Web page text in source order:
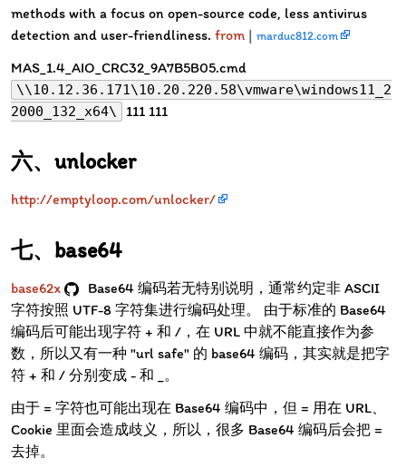
methods with a focus on open-source code, less antivirus
detection and user-friendliness. from | marduc812.com
MAS_1.4_AIO_CRC32_9A7B5B05.cmd
\\10.12.36.171\10.20.220.58\vmware\windows11_2
2000_132_x64\
111 111
unlocker
http://emptyloop.com/unlocker/
base64
base62x
Base64 编码若无特别说明，通常约定非 ASCII
字符按照 UTF-8 字符集进行编码处理。 由于标准的 Base64
编码后可能出现字符 + 和 /，在 URL 中就不能直接作为参
数，所以又有一种 "url safe" 的 base64 编码，其实就是把字
符 + 和 / 分别变成 - 和 _。
由于 = 字符也可能出现在 Base64 编码中，但 = 用在 URL、
Cookie 里面会造成歧义，所以，很多 Base64 编码后会把 =
去掉。